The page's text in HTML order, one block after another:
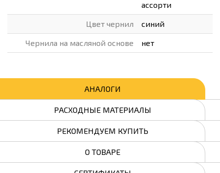
ассорти
Цвет чернил синий
Чернила на масляной основе нет
АНАЛОГИ
РАСХОДНЫЕ МАТЕРИАЛЫ
РЕКОМЕНДУЕМ КУПИТЬ
О ТОВАРЕ